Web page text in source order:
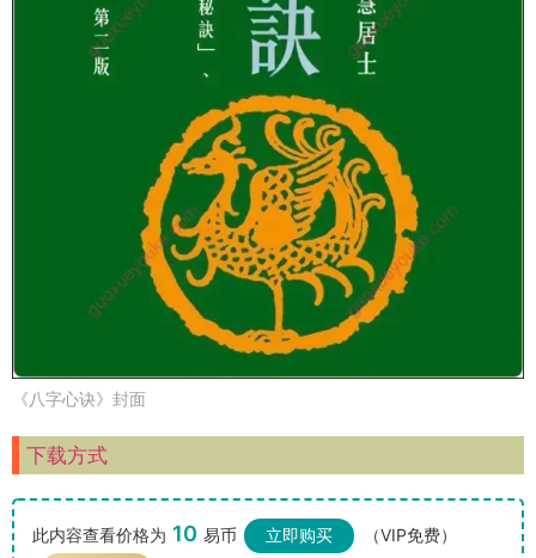
《八字心诀》封面
下载方式
此内容查看价格为 10 易币 立即购买
（VIP免费）